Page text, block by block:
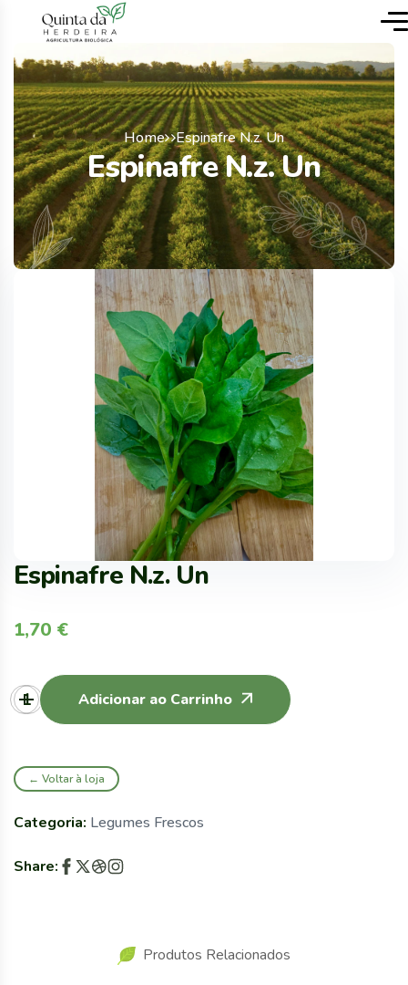
Home Espinafre N.z. Un
Espinafre N.z. Un
Espinafre N.z. Un
1,70 €
Adicionar ao Carrinho
← Voltar à loja
Categoria: Legumes Frescos
Share:
Produtos Relacionados